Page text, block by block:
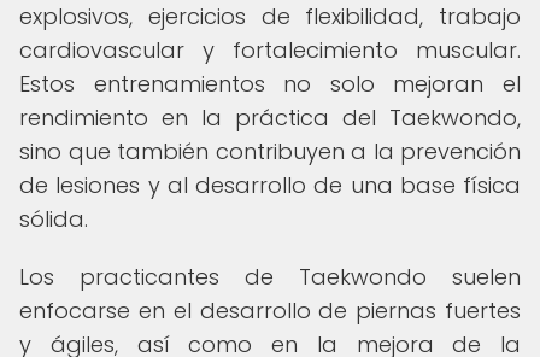
explosivos, ejercicios de flexibilidad, trabajo
cardiovascular y fortalecimiento muscular.
Estos entrenamientos no solo mejoran el
rendimiento en la práctica del Taekwondo,
sino que también contribuyen a la prevención
de lesiones y al desarrollo de una base física
sólida.
Los practicantes de Taekwondo suelen
enfocarse en el desarrollo de piernas fuertes
y ágiles, así como en la mejora de la